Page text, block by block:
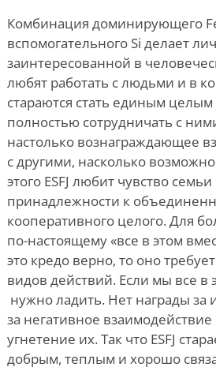
Комбинация доминирующего
вспомогательного Si делает
заинтересованной в
любят работать с людьми и в
стараются стать единым
полностью сотрудничать с
настолько вознаграждающее
с другими, насколько
этого ESFJ любит чувство
принадлежности к
кооперативного целого. Для
по-настоящему «все в этом
это кредо верно, то оно
видов действий. Если мы все в
нужно ладить. Нет награды за
за негативное
угнетение их. Так что ESFJ
добрым, теплым и хорошо